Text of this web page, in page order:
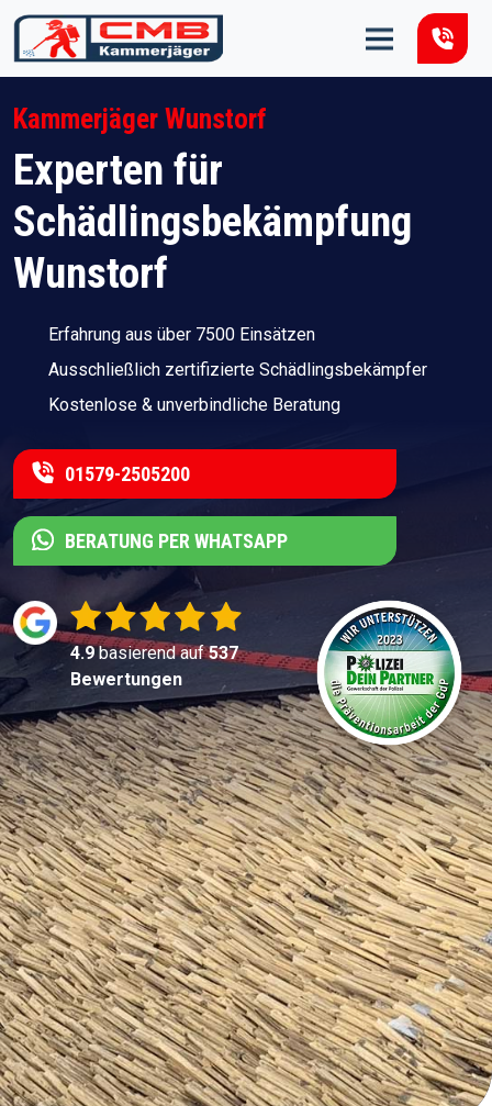
Zum Inhalt springen
Kammerjäger Wunstorf
Experten für
Schädlingsbekämpfung
Wunstorf
Erfahrung aus über 7500 Einsätzen
Ausschließlich zertifizierte Schädlingsbekämpfer
Kostenlose & unverbindliche Beratung
01579-2505200
BERATUNG PER WHATSAPP
4.9basierend auf537
Bewertungen